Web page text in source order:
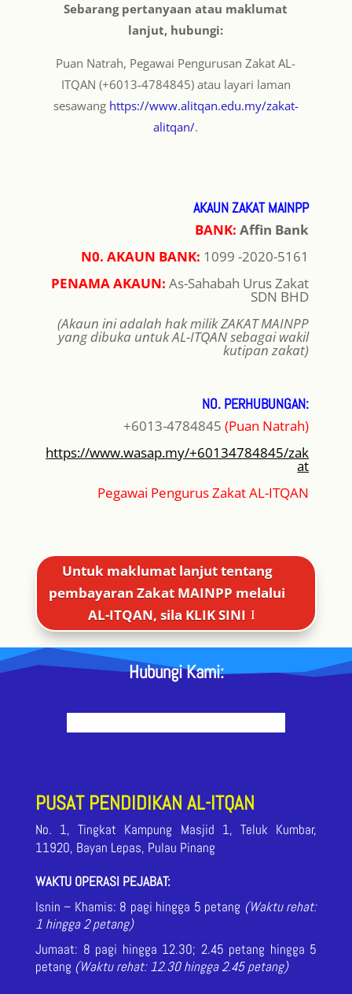
Sebarang pertanyaan atau maklumat
lanjut, hubungi:
Puan Natrah, Pegawai Pengurusan Zakat AL-
ITQAN (+6013-4784845) atau layari laman
sesawang https://www.alitqan.edu.my/zakat-
alitqan/.
AKAUN ZAKAT MAINPP
BANK: Affin Bank
N0. AKAUN BANK: 1099 -2020-5161
PENAMA AKAUN: As-Sahabah Urus Zakat
SDN BHD
(Akaun ini adalah hak milik ZAKAT MAINPP
yang dibuka untuk AL-ITQAN sebagai wakil
kutipan zakat)
NO. PERHUBUNGAN:
+6013-4784845(Puan Natrah)
https://www.wasap.my/+60134784845/zak
at
Pegawai Pengurus Zakat AL-ITQAN
Untuk maklumat lanjut tentang
pembayaran Zakat MAINPP melalui
AL-ITQAN, sila KLIK SINI
Hubungi Kami:
PUSAT PENDIDIKAN AL-ITQAN
No. 1, Tingkat Kampung Masjid 1, Teluk Kumbar,
11920, Bayan Lepas, Pulau Pinang
WAKTU OPERASI PEJABAT:
Isnin – Khamis: 8 pagi hingga 5 petang (Waktu rehat:
1 hingga 2 petang)
Jumaat: 8 pagi hingga 12.30; 2.45 petang hingga 5
petang (Waktu rehat: 12.30 hingga 2.45 petang)